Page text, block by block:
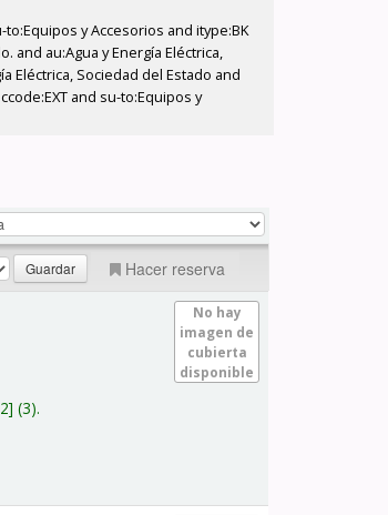
y Accesorios and itype:BK
and au:Agua y Energía Eléctrica,
Eléctrica, Sociedad del Estado and
and su-to:Equipos y
Hacer reserva
No hay
imagen de
cubierta
disponible
(3).